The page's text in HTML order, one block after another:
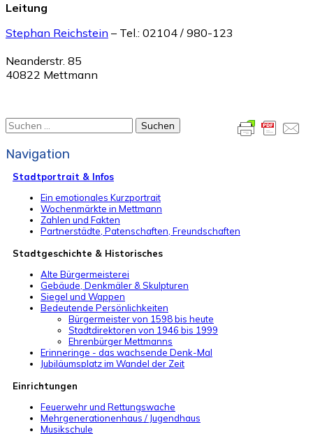
Leitung
Stephan Reichstein – Tel.: 02104 / 980-123
Neanderstr. 85
40822 Mettmann
Suchen
Navigation
Stadtportrait & Infos
Ein emotionales Kurzportrait
Wochenmärkte in Mettmann
Zahlen und Fakten
Partnerstädte, Patenschaften, Freundschaften
Stadtgeschichte & Historisches
Alte Bürgermeisterei
Gebäude, Denkmäler & Skulpturen
Siegel und Wappen
Bedeutende Persönlichkeiten
Bürgermeister von 1598 bis heute
Stadtdirektoren von 1946 bis 1999
Ehrenbürger Mettmanns
Erinneringe - das wachsende Denk-Mal
Jubiläumsplatz im Wandel der Zeit
Einrichtungen
Feuerwehr und Rettungswache
Mehrgenerationenhaus / Jugendhaus
Musikschule